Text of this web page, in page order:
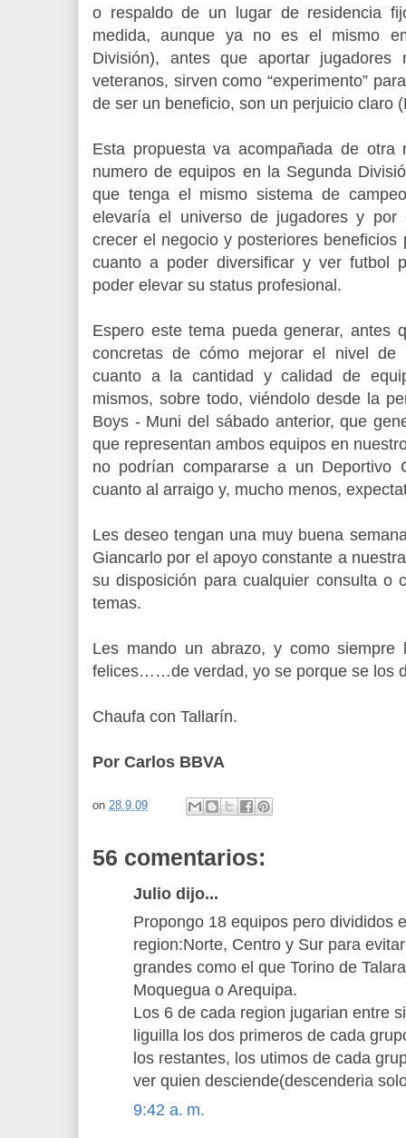
o respaldo de un lugar de residencia
medida, aunque ya no es el mismo
División), antes que aportar jugadores
veteranos, sirven como “experimento”
de ser un beneficio, son un perjuicio claro
Esta propuesta va acompañada de
numero de equipos en la Segunda
que tenga el mismo sistema de
elevaría el universo de jugadores y por
crecer el negocio y posteriores
cuanto a poder diversificar y ver futbol
poder elevar su status profesional.
Espero este tema pueda generar, antes
concretas de cómo mejorar el nivel de
cuanto a la cantidad y calidad de
mismos, sobre todo, viéndolo desde la
Boys - Muni del sábado anterior, que
que representan ambos equipos en
no podrían compararse a un Deportivo
cuanto al arraigo y, mucho menos,
Les deseo tengan una muy buena
Giancarlo por el apoyo constante a
su disposición para cualquier consulta o
temas.
Les mando un abrazo, y como siempre
felices……de verdad, yo se porque se los
Chaufa con Tallarín.
Por Carlos BBVA
on 28.9.09
56 comentarios:
Julio dijo...
Propongo 18 equipos pero divididos
region:Norte, Centro y Sur para
grandes como el que Torino de
Moquegua o Arequipa.
Los 6 de cada region jugarian entre
liguilla los dos primeros de cada
los restantes, los utimos de cada
ver quien desciende(descenderia
9:42 a. m.